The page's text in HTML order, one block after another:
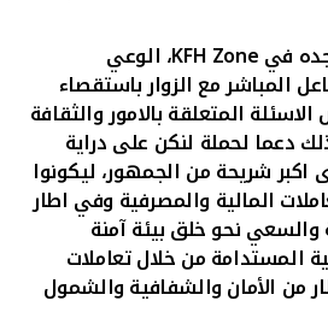
فيKFH Zone، الوعي
المباشر مع الزوار باستقصاء
المتعلقة بالامور والثقافة
دعما لحملة لنكن على دراية
شريحة من الجمهور، ليكونوا
المالية والمصرفية وفي اطار
والسعي نحو خلق بيئة آمنة
المستدامة من خلال تعاملات
من الأمان والشفافية والشمول